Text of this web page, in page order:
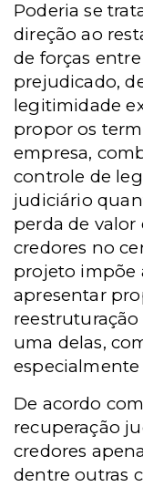
Poderia se
direção ao
de forças
prejudicado,
legitimidade
propor os
empresa,
controle de
judiciário
perda de
credores no
projeto impõe
apresentar
uma delas,
especialmente
De acordo
recuperação
credores
dentre outras